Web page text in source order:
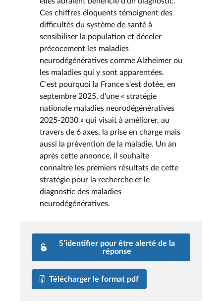
Ces chiffres éloquents témoignent des
difficultés du système de santé à
sensibiliser la population et déceler
précocement les maladies
neurodégénératives comme Alzheimer ou
les maladies qui y sont apparentées.
C'est pourquoi la France s'est dotée, en
septembre 2025, d'une « stratégie
nationale maladies neurodégénératives
2025-2030 » qui visait à améliorer, au
travers de 6 axes, la prise en charge mais
aussi la prévention de la maladie. Un an
après cette annonce, il souhaite
connaître les premiers résultats de cette
stratégie pour la recherche et le
diagnostic des maladies
neurodégénératives.
S’identifier pour être alerté de la
réponse
Télécharger le format pdf